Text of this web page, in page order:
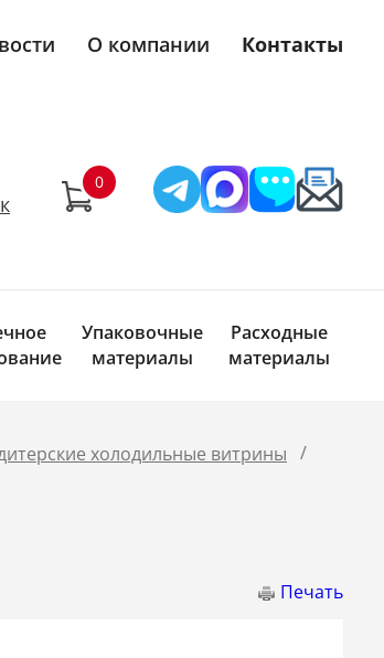
О компании Контакты
Упаковочные
материалы
Расходные
материалы
холодильные витрины /
Печать